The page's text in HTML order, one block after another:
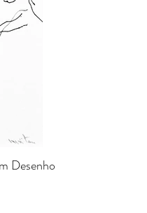
Desenho